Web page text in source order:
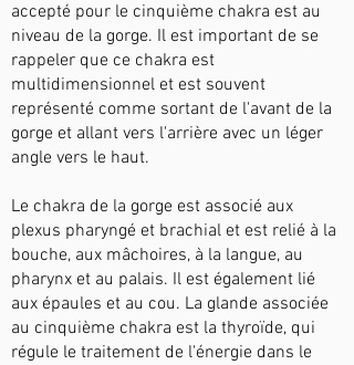
accepté pour le cinquième chakra est au
niveau de la gorge. Il est important de se
rappeler que ce chakra est
multidimensionnel et est souvent
représenté comme sortant de l'avant de la
gorge et allant vers l'arrière avec un léger
angle vers le haut.
Le chakra de la gorge est associé aux
plexus pharyngé et brachial et est relié à la
bouche, aux mâchoires, à la langue, au
pharynx et au palais. Il est également lié
aux épaules et au cou. La glande associée
au cinquième chakra est la thyroïde, qui
régule le traitement de l'énergie dans le